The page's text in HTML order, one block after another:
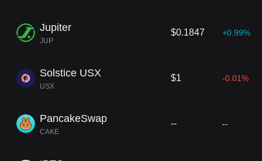
Jupiter
JUP
$0.1847 +0.99%
Solstice USX
USX
$1 -0.01%
PancakeSwap
CAKE
-- --